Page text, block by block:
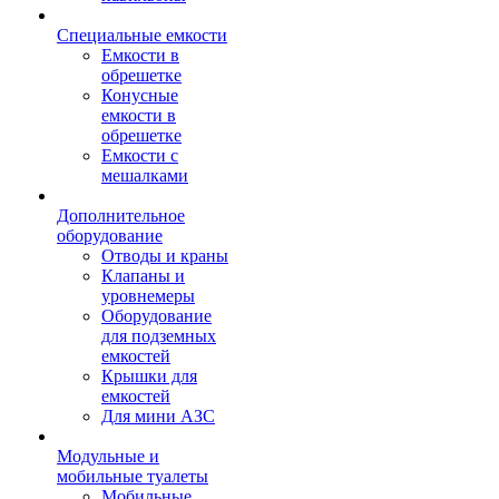
Специальные емкости
Емкости в
обрешетке
Конусные
емкости в
обрешетке
Емкости с
мешалками
Дополнительное
оборудование
Отводы и краны
Клапаны и
уровнемеры
Оборудование
для подземных
емкостей
Крышки для
емкостей
Для мини АЗС
Модульные и
мобильные туалеты